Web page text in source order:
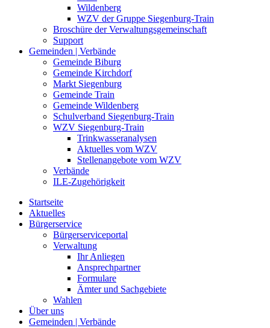
Wildenberg
WZV der Gruppe Siegenburg-Train
Broschüre der Verwaltungsgemeinschaft
Support
Gemeinden | Verbände
Gemeinde Biburg
Gemeinde Kirchdorf
Markt Siegenburg
Gemeinde Train
Gemeinde Wildenberg
Schulverband Siegenburg-Train
WZV Siegenburg-Train
Trinkwasseranalysen
Aktuelles vom WZV
Stellenangebote vom WZV
Verbände
ILE-Zugehörigkeit
Startseite
Aktuelles
Bürgerservice
Bürgerserviceportal
Verwaltung
Ihr Anliegen
Ansprechpartner
Formulare
Ämter und Sachgebiete
Wahlen
Über uns
Gemeinden | Verbände